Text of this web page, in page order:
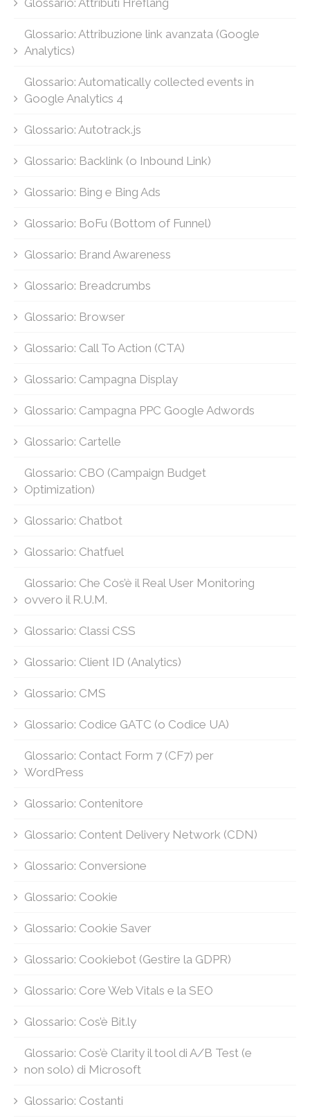
Glossario: Attribuzione link avanzata (Google
Analytics)
Glossario: Automatically collected events in
Google Analytics 4
Glossario: Autotrack.js
Glossario: Backlink (o Inbound Link)
Glossario: Bing e Bing Ads
Glossario: BoFu (Bottom of Funnel)
Glossario: Brand Awareness
Glossario: Breadcrumbs
Glossario: Browser
Glossario: Call To Action (CTA)
Glossario: Campagna Display
Glossario: Campagna PPC Google Adwords
Glossario: Cartelle
Glossario: CBO (Campaign Budget
Optimization)
Glossario: Chatbot
Glossario: Chatfuel
Glossario: Che Cos’è il Real User Monitoring
ovvero il R.U.M.
Glossario: Classi CSS
Glossario: Client ID (Analytics)
Glossario: CMS
Glossario: Codice GATC (o Codice UA)
Glossario: Contact Form 7 (CF7) per
WordPress
Glossario: Contenitore
Glossario: Content Delivery Network (CDN)
Glossario: Conversione
Glossario: Cookie
Glossario: Cookie Saver
Glossario: Cookiebot (Gestire la GDPR)
Glossario: Core Web Vitals e la SEO
Glossario: Cos’è Bit.ly
Glossario: Cos’è Clarity il tool di A/B Test (e
non solo) di Microsoft
Glossario: Costanti